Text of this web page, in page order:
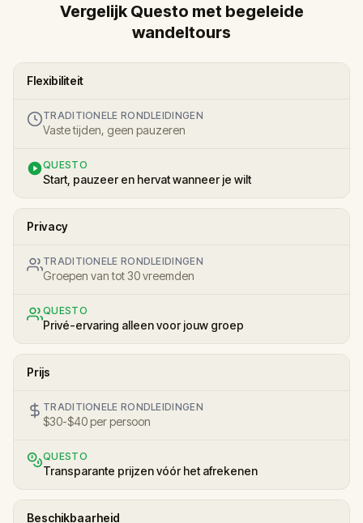
Vergelijk Questo met begeleide
wandeltours
Flexibiliteit
TRADITIONELE RONDLEIDINGEN
Vaste tijden, geen pauzeren
QUESTO
Start, pauzeer en hervat wanneer je wilt
Privacy
TRADITIONELE RONDLEIDINGEN
Groepen van tot 30 vreemden
QUESTO
Privé-ervaring alleen voor jouw groep
Prijs
TRADITIONELE RONDLEIDINGEN
$30-$40 per persoon
QUESTO
Transparante prijzen vóór het afrekenen
Beschikbaarheid